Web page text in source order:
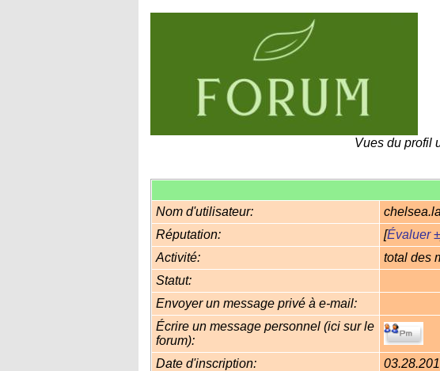
Vues du profil
Nom d'utilisateur:
Réputation:
[Évaluer ±
Activité:
total des
Statut:
Envoyer un message privé à e-mail:
Écrire un message personnel (ici sur le
forum):
Date d'inscription: